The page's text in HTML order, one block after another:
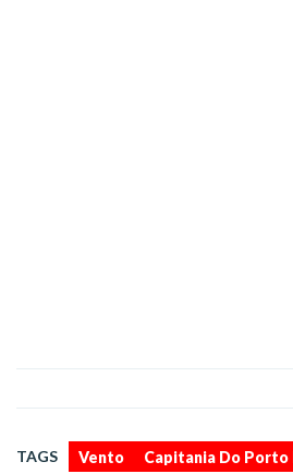
TAGS Vento Capitania Do Porto